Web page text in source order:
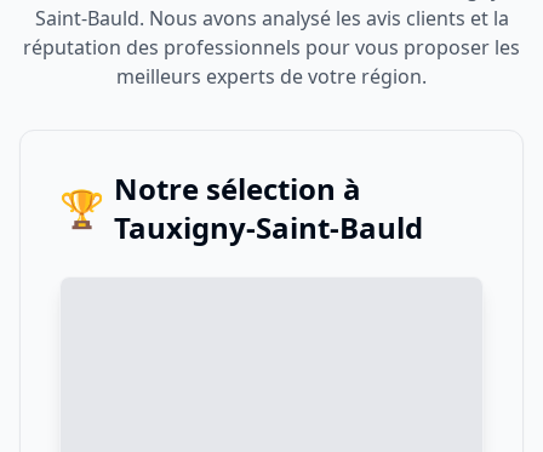
Saint-Bauld. Nous avons analysé les avis clients et la
réputation des professionnels pour vous proposer les
meilleurs experts de votre région.
🏆 Notre sélection à
Tauxigny-Saint-Bauld